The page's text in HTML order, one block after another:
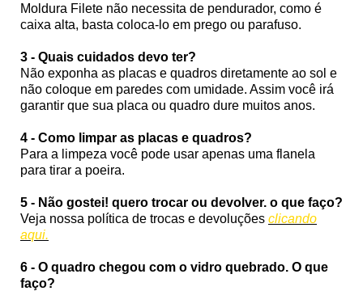
Moldura Filete não necessita de pendurador, como é
caixa alta, basta coloca-lo em prego ou parafuso.
3 - Quais cuidados devo ter?
Não exponha as placas e quadros diretamente ao sol e
não coloque em paredes com umidade. Assim você irá
garantir que sua placa ou quadro dure muitos anos.
4 - Como limpar as placas e quadros?
Para a limpeza você pode usar apenas uma flanela
para tirar a poeira.
5 - Não gostei! quero trocar ou devolver. o que faço?
Veja nossa política de trocas e devoluções clicando
aqui.
6 - O quadro chegou com o vidro quebrado. O que
faço?